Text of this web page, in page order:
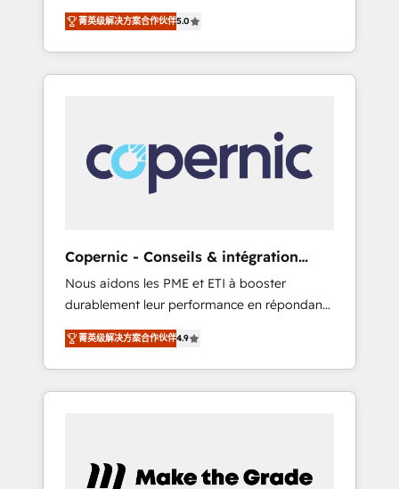
key HubSpot accreditations and experience
across hundreds of organizations in dozens
of industries, there’s a good chance one of
our globally integrated teams has worked
looking for...and get your next big initiative
moving!
500+ reviews ★ 100+ HubSpot Certified
Experts & Trainers across the team ★ 1,500+
implementations across five continents ★ AI-
First, RevOps-led, Onboarding obsessed
your team, migrate your data, and build AI-
powered workflows that drive adoption from
week one, in your time zone. What we do ➤
downtime, full data integrity. ➤
Implementation: Configure HubSpot to run
your revenue process. Sales, marketing, and
service wired together. ➤ AI and Integrations:
Layer Breeze AI, custom agents, and APIs to
remove manual work. ➤ Ongoing
Management: Monthly tune-ups, feature
菁英级解决方案合作伙伴5.0
Copernic - Conseils & intégration
HubSpot
Nous aidons les PME et ETI à booster
durablement leur performance en répondant
aux vrais défis : • Intégration de HubSpot
avec d’autres outils (ERP, téléphonie, etc.) •
Alignement des équipes grâce à un outil et
des données partagées • Amélioration de la
Notre équipe de 30 consultants certifiés
菁英级解决方案合作伙伴4.9